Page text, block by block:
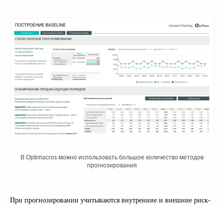
В Optimacros можно использовать большое количество методов
прогнозирования
При прогнозировании учитываются внутренние и внешние риск-